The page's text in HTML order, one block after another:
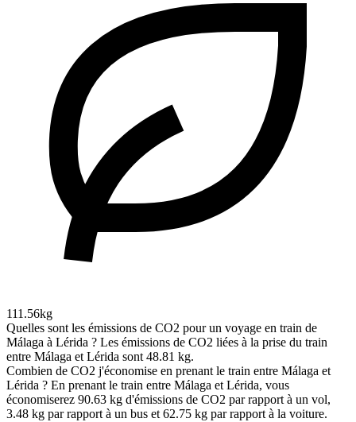
111.56kg
Quelles sont les émissions de CO2 pour un voyage en train de
Málaga à Lérida ? Les émissions de CO2 liées à la prise du train
entre Málaga et Lérida sont 48.81 kg.
Combien de CO2 j'économise en prenant le train entre Málaga et
Lérida ? En prenant le train entre Málaga et Lérida, vous
économiserez 90.63 kg d'émissions de CO2 par rapport à un vol,
3.48 kg par rapport à un bus et 62.75 kg par rapport à la voiture.